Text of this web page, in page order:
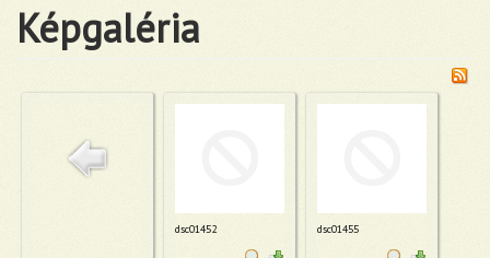
Képgaléria
dsc01452 dsc01455